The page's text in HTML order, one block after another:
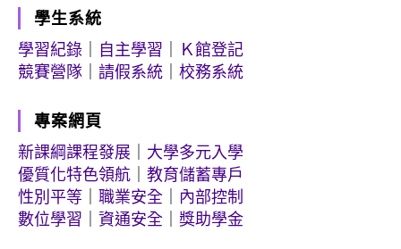
學生系統
學習紀錄
自主學習
Ｋ館登記
競賽營隊
請假系統 校務系統
專案網頁
新課綱課程發展
大學多元入學
優質化特色領航
教育儲蓄專戶
性別平等
職業安全
內部控制
數位學習
資通安全 獎助學金